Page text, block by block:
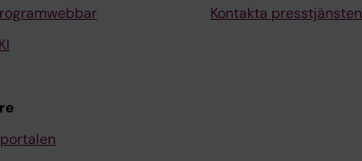
Kontakta presstjänsten